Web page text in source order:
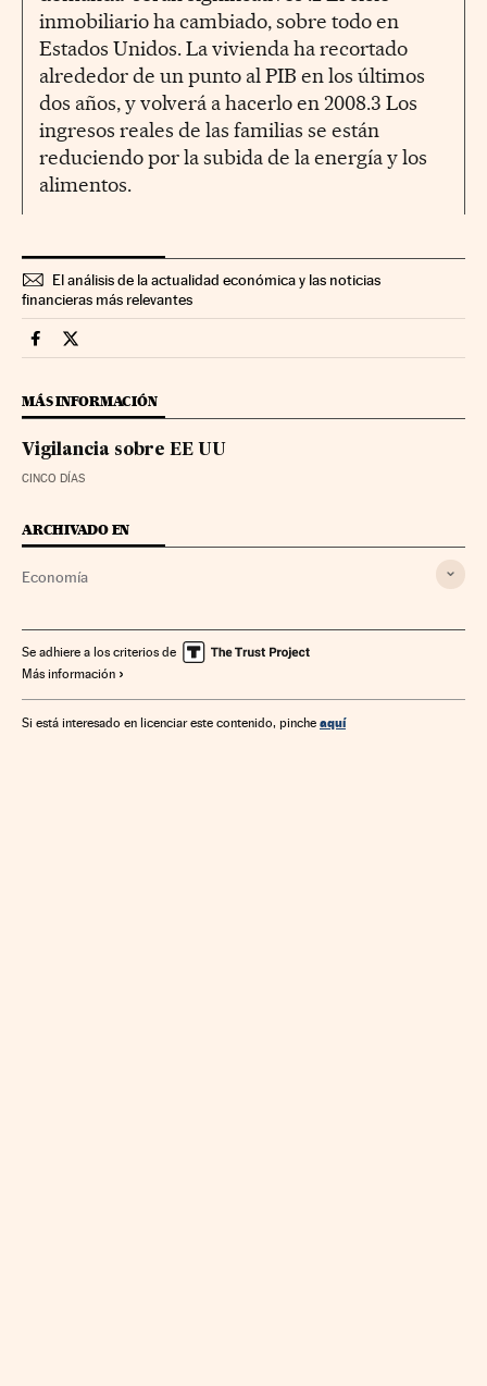
inmobiliario ha cambiado, sobre todo en
Estados Unidos. La vivienda ha recortado
alrededor de un punto al PIB en los últimos
dos años, y volverá a hacerlo en 2008.3 Los
ingresos reales de las familias se están
reduciendo por la subida de la energía y los
alimentos.
El análisis de la actualidad económica y las noticias
financieras más relevantes
Economia Cinco Días en Facebook
Economia Cinco Días en Twitter
MÁS INFORMACIÓN
Vigilancia sobre EE UU
CINCO DÍAS
ARCHIVADO EN
Economía
Se adhiere a los criterios de
Más información
Si está interesado en licenciar este contenido, pinche aquí